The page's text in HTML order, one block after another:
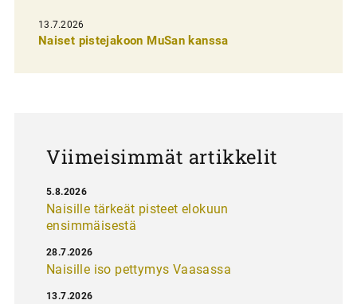
e
13.7.2026
Naiset pistejakoon MuSan kanssa
Viimeisimmät artikkelit
Naisille tärkeät pisteet elokuun
ensimmäisestä
5.8.2026
Naisille iso pettymys Vaasassa
28.7.2026
13.7.2026